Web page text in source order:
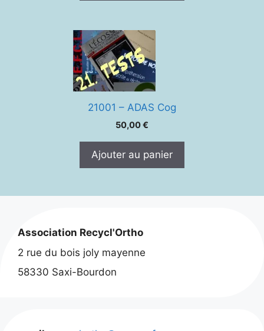
21001 – ADAS Cog
50,00€
Ajouter au panier
Association Recycl'Ortho
2 rue du bois joly mayenne
58330 Saxi-Bourdon